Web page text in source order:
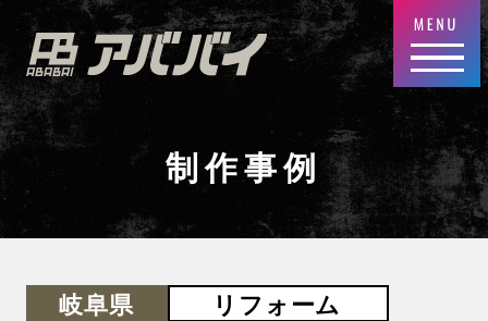
制作事例
岐阜県 リフォーム